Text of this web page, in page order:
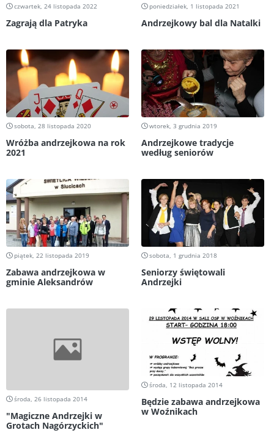
czwartek, 24 listopada 2022
Zagrają dla Patryka
poniedziałek, 1 listopada 2021
Andrzejkowy bal dla Natalki
sobota, 28 listopada 2020
Wróżba andrzejkowa na rok
2021
wtorek, 3 grudnia 2019
Andrzejkowe tradycje
według seniorów
piątek, 22 listopada 2019
Zabawa andrzejkowa w
gminie Aleksandrów
sobota, 1 grudnia 2018
Seniorzy świętowali
Andrzejki
środa, 26 listopada 2014
"Magiczne Andrzejki w
Grotach Nagórzyckich"
środa, 12 listopada 2014
Będzie zabawa andrzejkowa
w Woźnikach